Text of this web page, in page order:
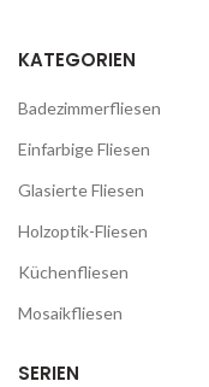
KATEGORIEN
Badezimmerfliesen
Einfarbige Fliesen
Glasierte Fliesen
Holzoptik-Fliesen
Küchenfliesen
Mosaikfliesen
SERIEN